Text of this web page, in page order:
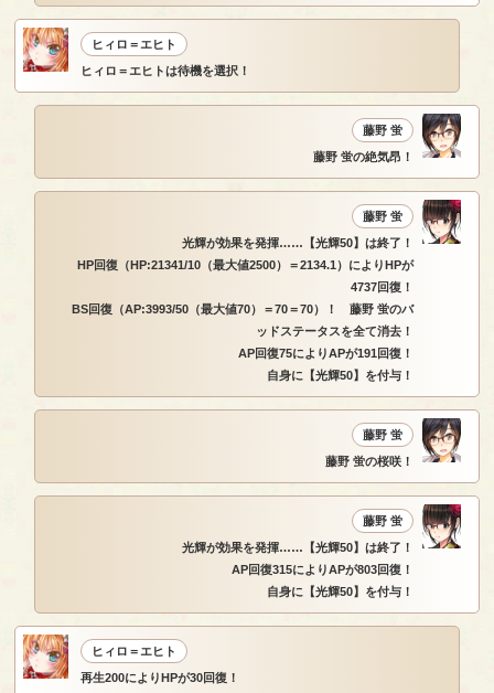
ヒィロ＝エヒト
ヒィロ＝エヒトは待機を選択！
藤野 蛍
藤野 蛍の絶気昂！
藤野 蛍
光輝が効果を発揮……【光輝50】は終了！
HP回復（HP:21341/10（最大値2500）＝2134.1）によりHPが
4737回復！
BS回復（AP:3993/50（最大値70）＝70＝70）！ 藤野 蛍のバ
ッドステータスを全て消去！
AP回復75によりAPが191回復！
自身に【光輝50】を付与！
藤野 蛍
藤野 蛍の桜咲！
藤野 蛍
光輝が効果を発揮……【光輝50】は終了！
AP回復315によりAPが803回復！
自身に【光輝50】を付与！
ヒィロ＝エヒト
再生200によりHPが30回復！